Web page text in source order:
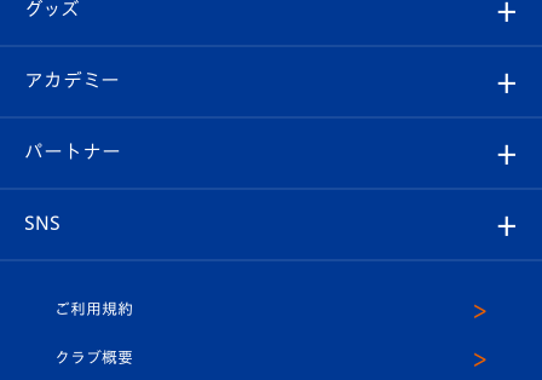
チケット
イベント
メディア
ホームタウン
スタッフプロフィール
マスコット紹介
Revive Team
ヴィヴィくんの長崎おもてなしガイド
フォトギャラリー
スタジアムグルメ
V-LOVERS（ファンクラブ）
プレイヤーズスイート
グッズ
オンラインショップ
店舗情報
アカデミー
育成からのお知らせ
U-18
パートナー
SNS
ヴィヴィくんインスタグラム
ご利用規約
クラブ概要